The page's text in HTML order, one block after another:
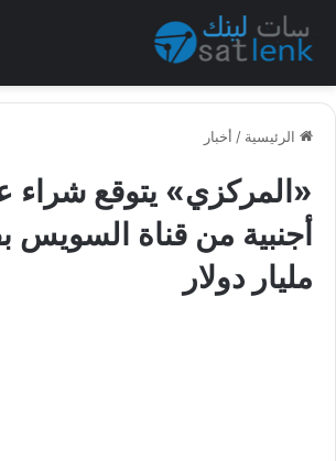
الرئيسية / أخبار
«المركزي» يتوقع شراء
مليار دولار